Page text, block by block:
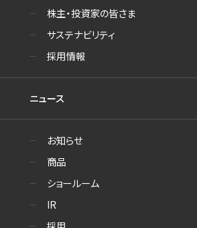
株主・投資家の皆さま
サステナビリティ
採用情報
ニュース
お知らせ
商品
ショールーム
IR